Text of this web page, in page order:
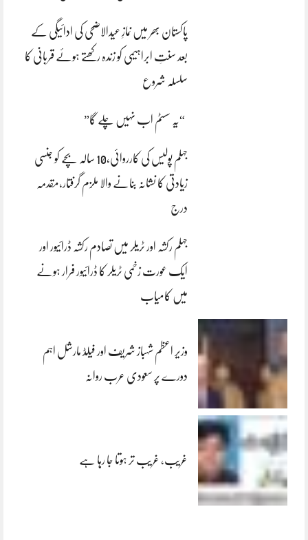
پاکستان بھر میں نمازِ عیدالاضحی کی ادائیگی کے
بعد سنتِ ابراہیمی کو زندہ رکھتے ہوئے قربانی کا
سلسلہ شروع
“یہ سسٹم اب نہیں چلے گا”
جہلم پولیس کی کارروائی،10 سالہ بچے کو جنسی
زیادتی کا نشانہ بنانے والا ملزم گرفتار،مقدمہ
درج
جہلم رکشہ اور ٹریلر میں تصادم رکشہ ڈرائیور اور
ایک عورت زخمی ٹریلر کا ڈرائیور فرار ہونے
میں کامیاب
وزیر اعظم شہباز شریف اور فیلڈ مارشل اہم
دورے پر سعودی عرب روانہ
غریب، غریب تر ہوتا جا رہا ہے